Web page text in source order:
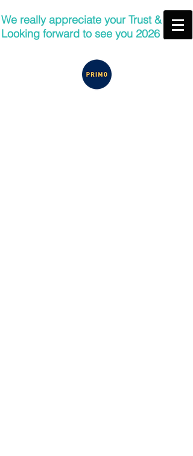
We really appreciate your Trust &
Looking forward to see you 2026